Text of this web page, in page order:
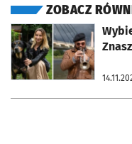
ZOBACZ
otworzy się w nowej karcie